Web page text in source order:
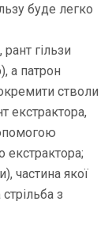
буде легко
гільзи
а патрон
стволи
екстрактора,
екстрактора;
частина якої
з